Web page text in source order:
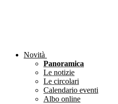
Novità
Panoramica
Le notizie
Le circolari
Calendario eventi
Albo online